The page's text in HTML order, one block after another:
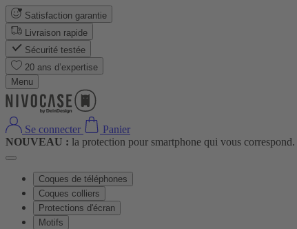
Satisfaction garantie
Livraison rapide
Sécurité testée
20 ans d’expertise
Menu
Se connecter
Panier
NOUVEAU : la protection pour smartphone qui vous correspond.
Coques de téléphones
Coques colliers
Protections d'écran
Motifs